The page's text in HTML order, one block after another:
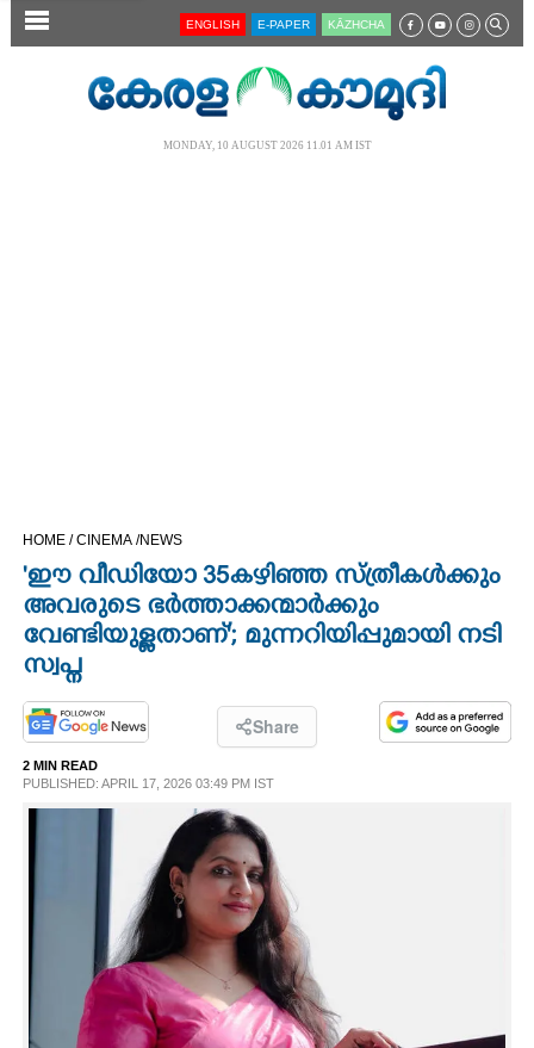
SECTIONS
OPINION
LIFESTYLE
ASTRO
ENGLISH E-PAPER KĀZHCHA
MONDAY, 10 AUGUST 2026 11.01 AM IST
HOME /CINEMA /NEWS
'ഈ വീഡിയോ 35 കഴിഞ്ഞ സ്ത്രീകൾക്കും
അവരുടെ ഭർത്താക്കന്മാർക്കും
വേണ്ടിയുള്ളതാണ്'; മുന്നറിയിപ്പുമായി നടി
സ്വപ്ന
Share
2 MIN READ
PUBLISHED: APRIL 17, 2026 03:49 PM IST